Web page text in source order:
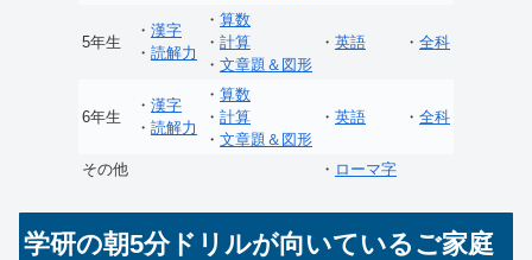
5年生
・ 漢字
・ 読解力
・ 算数
・ 計算
・ 文章題＆図形
・ 英語 ・ 全科
6年生
・ 漢字
・ 読解力
・ 算数
・ 計算
・ 文章題＆図形
・ 英語 ・ 全科
その他 ・ ローマ字
学研の朝5分ドリルが向いているご家庭